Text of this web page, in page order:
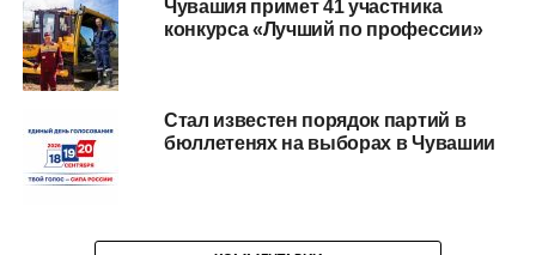
Чувашия примет 41 участника
конкурса «Лучший по профессии»
Стал известен порядок партий в
бюллетенях на выборах в Чувашии